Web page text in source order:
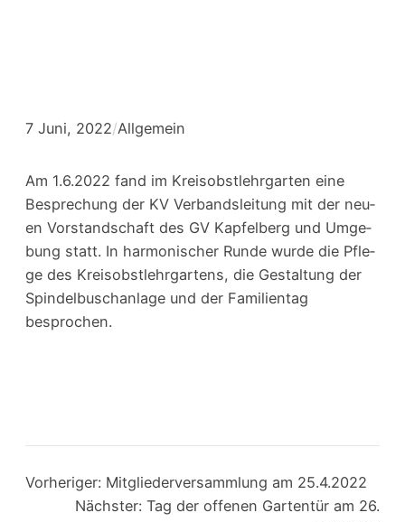
7 Juni, 2022/Allgemein
Am 1.6.2022 fand im Kreis­obst­lehr­gar­ten eine
Bespre­chung der KV Ver­bands­lei­tung mit der neu­
en Vor­stand­schaft des GV Kap­fel­berg und Umge­
bung statt. In har­mo­ni­scher Run­de wur­de die Pfle­
ge des Kreis­obst­lehr­gar­tens, die Gestal­tung der
Spin­del­busch­an­la­ge und der Fami­li­en­tag
besprochen.
Vorheriger: Mitgliederversammlung am 25.4.2022
Nächster: Tag der offenen Gartentür am 26.